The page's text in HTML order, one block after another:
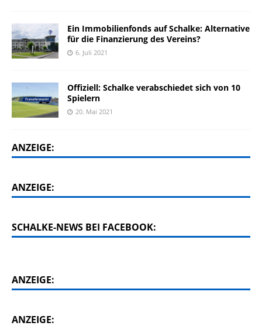
Ein Immobilienfonds auf Schalke: Alternative
für die Finanzierung des Vereins?
6. Juli 2021
Offiziell: Schalke verabschiedet sich von 10
Spielern
20. Mai 2021
ANZEIGE:
ANZEIGE:
SCHALKE-NEWS BEI FACEBOOK:
ANZEIGE:
ANZEIGE: